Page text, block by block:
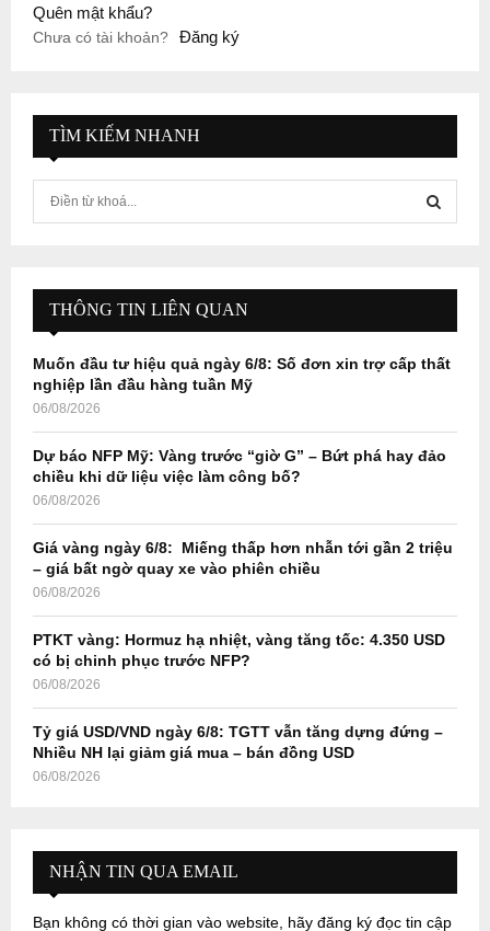
Quên mật khẩu?
Chưa có tài khoản? Đăng ký
TÌM KIẾM NHANH
f
r
E
A
H
THÔNG TIN LIÊN QUAN
Muốn đầu tư hiệu quả ngày 6/8: Số đơn xin trợ cấp thất
nghiệp lần đầu hàng tuần Mỹ
06/08/2026
Dự báo NFP Mỹ: Vàng trước “giờ G” – Bứt phá hay đảo
chiều khi dữ liệu việc làm công bố?
06/08/2026
Giá vàng ngày 6/8: Miếng thấp hơn nhẫn tới gần 2 triệu
– giá bất ngờ quay xe vào phiên chiều
06/08/2026
PTKT vàng: Hormuz hạ nhiệt, vàng tăng tốc: 4.350 USD
có bị chinh phục trước NFP?
06/08/2026
Tỷ giá USD/VND ngày 6/8: TGTT vẫn tăng dựng đứng –
Nhiều NH lại giảm giá mua – bán đồng USD
06/08/2026
NHẬN TIN QUA EMAIL
Bạn không có thời gian vào website, hãy đăng ký đọc tin cập